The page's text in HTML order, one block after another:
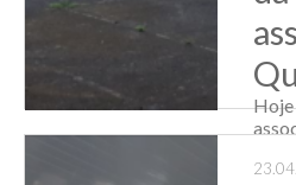
Hoje
de